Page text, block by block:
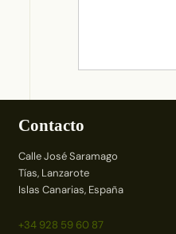
Contacto
Calle José Saramago
Tías, Lanzarote
Islas Canarias, España
+34 928 59 60 87